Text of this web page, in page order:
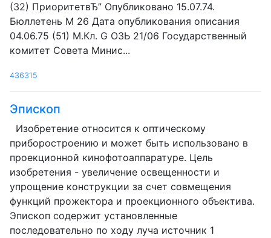
(32) ПриоритетвЂ” Опубликовано 15.07.74.
Бюллетень М 26 Дата опубликования описания
04.06.75 (51) М.Кл. G ОЗЬ 21/06 Государственный
комитет Совета Минис...
436315
Эпископ
Изобретение относится к оптическому
приборостроению и может быть использовано в
проекционной кинофотоаппаратуре. Цель
изобретения - увеличение освещенности и
упрощение конструкции за счет совмещения
функций прожектора и проекционного объектива.
Эпископ содержит установленные
последовательно по ходу луча источник 1